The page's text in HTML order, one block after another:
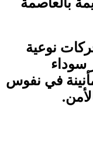
نوعية
سوداء
في نفوس